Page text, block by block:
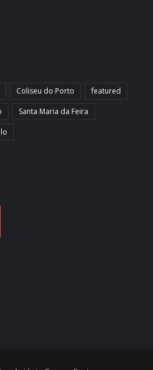
Coliseu do Porto
featured
Santa Maria da Feira